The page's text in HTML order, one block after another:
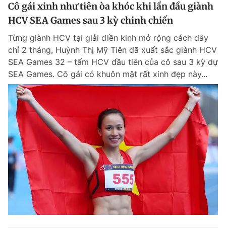
Cô gái xinh như tiên òa khóc khi lần đầu giành
HCV SEA Games sau 3 kỳ chinh chiến
Từng giành HCV tại giải điền kinh mở rộng cách đây
chỉ 2 tháng, Huỳnh Thị Mỹ Tiên đã xuất sắc giành HCV
SEA Games 32 – tấm HCV đầu tiên của cô sau 3 kỳ dự
SEA Games. Cô gái có khuôn mặt rất xinh đẹp này...